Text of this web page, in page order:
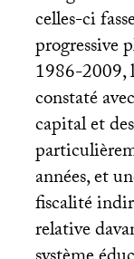
celles-ci
progressive
1986-2009,
constaté
capital et
années, et
fiscalité
relative